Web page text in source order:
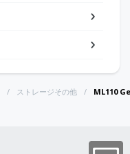
ストレージその他 ML110